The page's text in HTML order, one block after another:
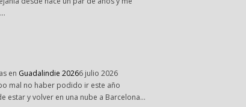
en Guadalindie 20266 julio 2026
mal no haber podido ir este año
estar y volver en una nube a Barcelona…